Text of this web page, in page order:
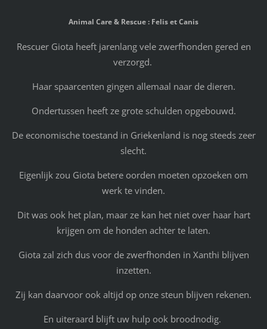
Animal Care & Rescue : Felis et Canis
Rescuer Giota heeft jarenlang vele zwerfhonden gered en
verzorgd.
Haar spaarcenten gingen allemaal naar de dieren.
Ondertussen heeft ze grote schulden opgebouwd.
De economische toestand in Griekenland is nog steeds zeer
slecht.
Eigenlijk zou Giota betere oorden moeten opzoeken om
werk te vinden.
Dit was ook het plan, maar ze kan het niet over haar hart
krijgen om de honden achter te laten.
Giota zal zich dus voor de zwerfhonden in Xanthi blijven
inzetten.
Zij kan daarvoor ook altijd op onze steun blijven rekenen.
En uiteraard blijft uw hulp ook broodnodig.